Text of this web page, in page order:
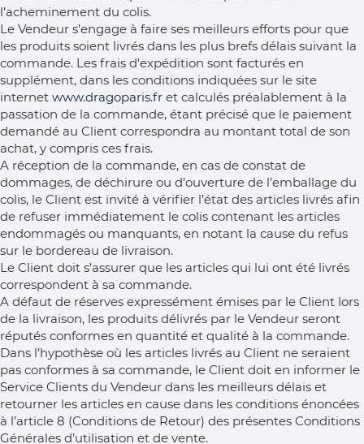
l’acheminement du colis.
Le Vendeur s’engage à faire ses meilleurs efforts pour que
les produits soient livrés dans les plus brefs délais suivant la
commande. Les frais d'expédition sont facturés en
supplément, dans les conditions indiquées sur le site
internet www.dragoparis.fr et calculés préalablement à la
passation de la commande, étant précisé que le paiement
demandé au Client correspondra au montant total de son
achat, y compris ces frais.
A réception de la commande, en cas de constat de
dommages, de déchirure ou d’ouverture de l’emballage du
colis, le Client est invité à vérifier l’état des articles livrés afin
de refuser immédiatement le colis contenant les articles
endommagés ou manquants, en notant la cause du refus
sur le bordereau de livraison.
Le Client doit s’assurer que les articles qui lui ont été livrés
correspondent à sa commande.
A défaut de réserves expressément émises par le Client lors
de la livraison, les produits délivrés par le Vendeur seront
réputés conformes en quantité et qualité à la commande.
Dans l’hypothèse où les articles livrés au Client ne seraient
pas conformes à sa commande, le Client doit en informer le
Service Clients du Vendeur dans les meilleurs délais et
retourner les articles en cause dans les conditions énoncées
à l’article 8 (Conditions de Retour) des présentes Conditions
Générales d’utilisation et de vente.